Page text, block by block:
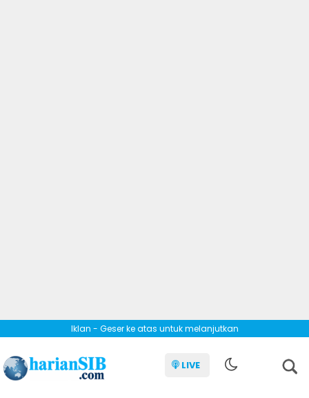
Iklan - Geser ke atas untuk melanjutkan
LIVE